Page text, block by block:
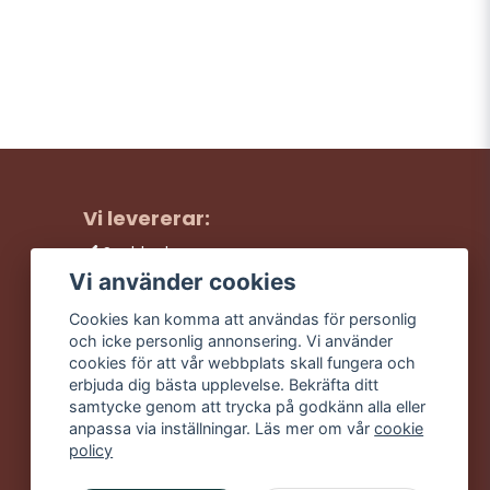
Vi levererar:
Snabba leveranser
Trygga köp
Trevlig kundtjänst
Vi använder cookies
Cookies kan komma att användas för personlig
och icke personlig annonsering. Vi använder
cookies för att vår webbplats skall fungera och
erbjuda dig bästa upplevelse. Bekräfta ditt
samtycke genom att trycka på godkänn alla eller
anpassa via inställningar. Läs mer om vårcookie
policy